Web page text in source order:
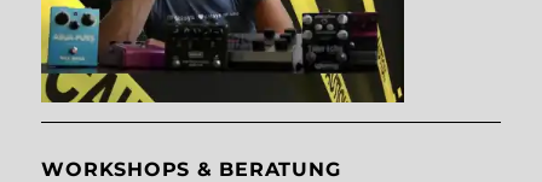
WORKSHOPS & BERATUNG